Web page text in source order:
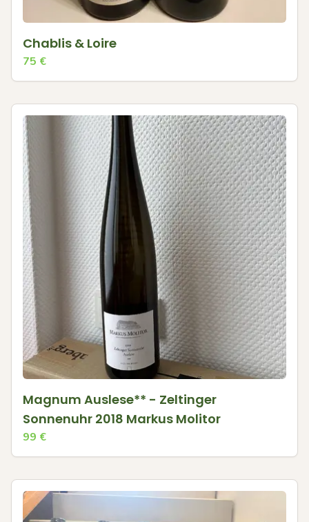
Chablis & Loire
75 €
Magnum Auslese** - Zeltinger
Sonnenuhr 2018 Markus Molitor
99 €